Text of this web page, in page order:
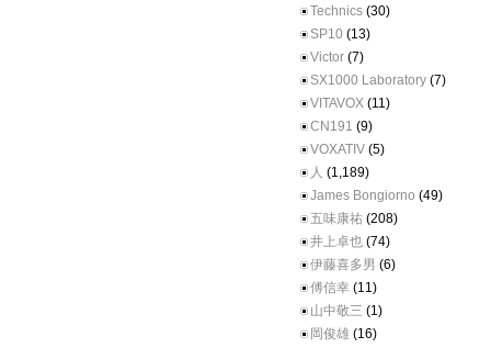
Technics (30)
SP10 (13)
Victor (7)
SX1000 Laboratory (7)
VITAVOX (11)
CN191 (9)
VOXATIV (5)
人 (1,189)
James Bongiorno (49)
五味康祐 (208)
井上卓也 (74)
伊藤喜多男 (6)
傅信幸 (11)
山中敬三 (1)
岡俊雄 (16)